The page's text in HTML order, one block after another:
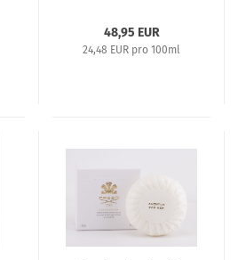
48,95 EUR
24,48 EUR pro 100ml